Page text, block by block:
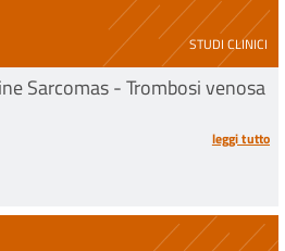
STUDI CLINICI
Sarcomas - Trombosi venosa
leggi tutto